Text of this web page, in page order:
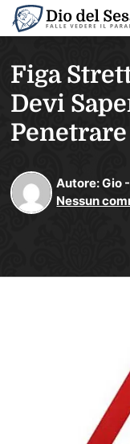
Figa
Devi
Autore:Gio -
Nessun